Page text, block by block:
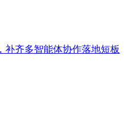
补齐多智能体协作落地短板